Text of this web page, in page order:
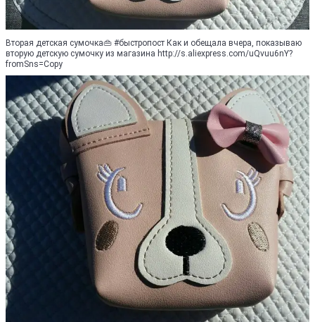
Вторая детская сумочка👜 #быстропост Как и обещала вчера, показываю
вторую детскую сумочку из магазина http://s.aliexpress.com/uQvuu6nY?
fromSns=Copy